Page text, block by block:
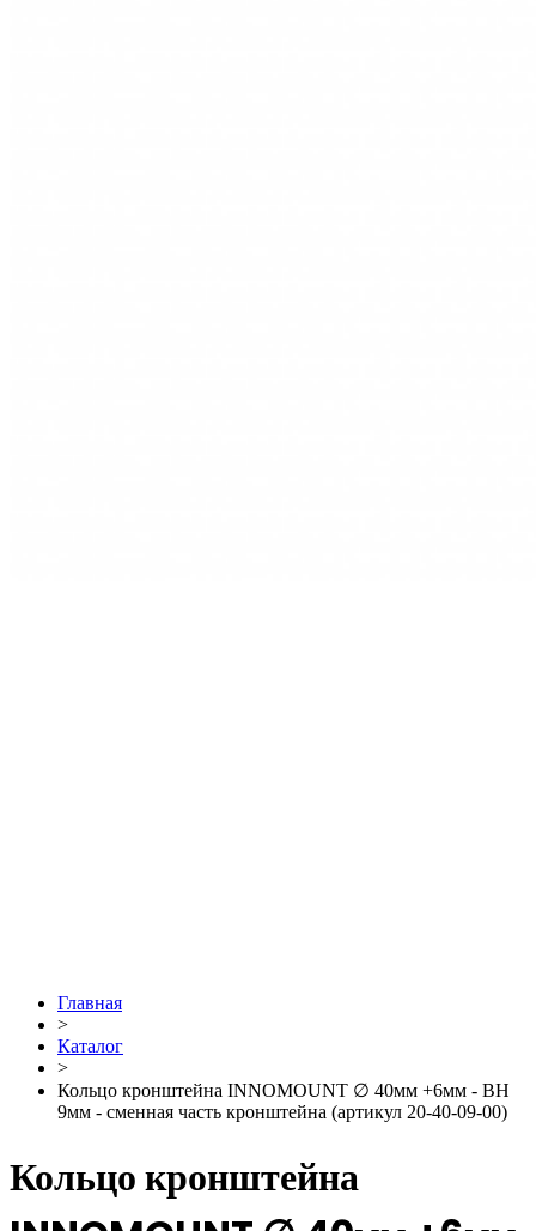
Главная
>
Каталог
>
Кольцо кронштейна INNOMOUNT ∅ 40мм +6мм - BH
9мм - сменная часть кронштейна (артикул 20-40-09-00)
Кольцо кронштейна